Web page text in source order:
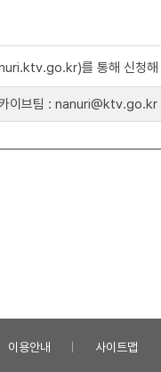
를 통해 신청해
이브팀 : nanuri@ktv.go.kr
이용안내 사이트맵